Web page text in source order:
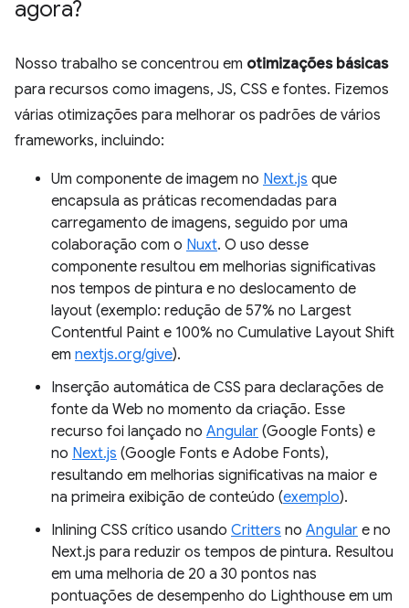
agora?
Nosso trabalho se concentrou em otimizações básicas
para recursos como imagens, JS, CSS e fontes. Fizemos
várias otimizações para melhorar os padrões de vários
frameworks, incluindo:
Um componente de imagem no Next.js que
encapsula as práticas recomendadas para
carregamento de imagens, seguido por uma
colaboração com o Nuxt. O uso desse
componente resultou em melhorias significativas
nos tempos de pintura e no deslocamento de
layout (exemplo: redução de 57% no Largest
Contentful Paint e 100% no Cumulative Layout Shift
em nextjs.org/give).
Inserção automática de CSS para declarações de
fonte da Web no momento da criação. Esse
recurso foi lançado no Angular (Google Fonts) e
no Next.js (Google Fonts e Adobe Fonts),
resultando em melhorias significativas na maior e
na primeira exibição de conteúdo (exemplo).
Inlining CSS crítico usando Critters no Angular e no
Next.js para reduzir os tempos de pintura. Resultou
em uma melhoria de 20 a 30 pontos nas
pontuações de desempenho do Lighthouse em um